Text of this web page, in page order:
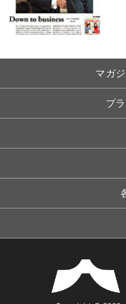
マガ
プ